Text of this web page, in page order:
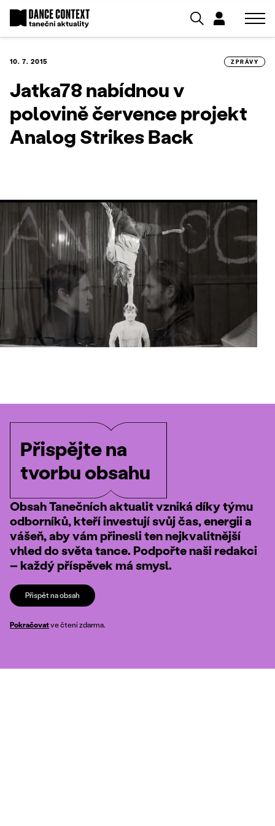
10. 7. 2015 ZPRÁVY
Jatka78 nabídnou v
polovině července projekt
Analog Strikes Back
Přispějte na
tvorbu obsahu
Obsah Tanečních aktualit vzniká díky týmu
odborníků, kteří investují svůj čas, energii a
vášeň, aby vám přinesli ten nejkvalitnější
vhled do světa tance. Podpořte naši redakci
– každý příspěvek má smysl.
Přispět na obsah
Pokračovatve čtení zdarma.